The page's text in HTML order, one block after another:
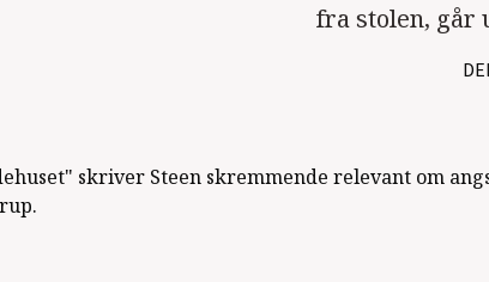
fra stolen, går